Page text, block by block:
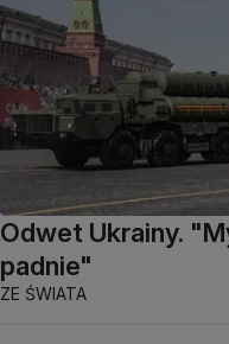
Odwet Ukrainy.
padnie"
ZE ŚWIATA